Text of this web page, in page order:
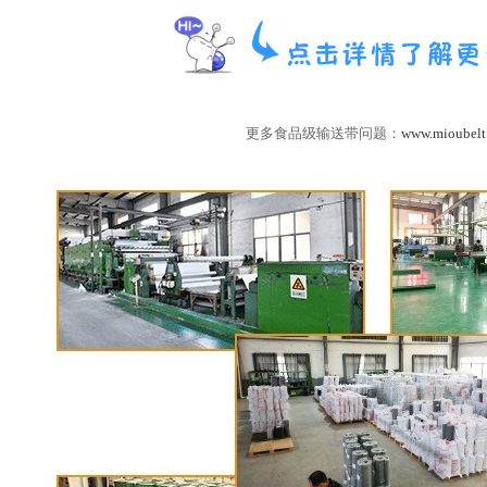
更多食品级输送带问题：